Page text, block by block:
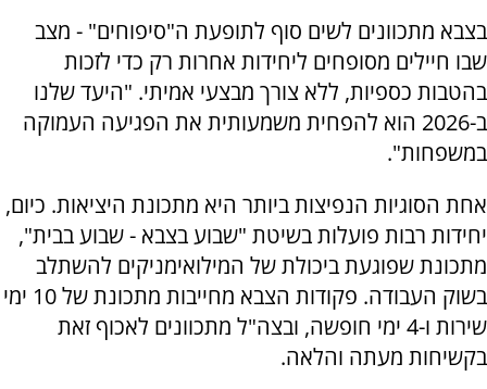
בצבא מתכוונים לשים סוף לתופעת ה"סיפוחים" - מצב
שבו חיילים מסופחים ליחידות אחרות רק כדי לזכות
בהטבות כספיות, ללא צורך מבצעי אמיתי. "היעד שלנו
ב-2026 הוא להפחית משמעותית את הפגיעה העמוקה
במשפחות".
אחת הסוגיות הנפיצות ביותר היא מתכונת היציאות. כיום,
יחידות רבות פועלות בשיטת "שבוע בצבא - שבוע בבית",
מתכונת שפוגעת ביכולת של המילואימניקים להשתלב
בשוק העבודה. פקודות הצבא מחייבות מתכונת של 10 ימי
שירות ו-4 ימי חופשה, ובצה"ל מתכוונים לאכוף זאת
בקשיחות מעתה והלאה.